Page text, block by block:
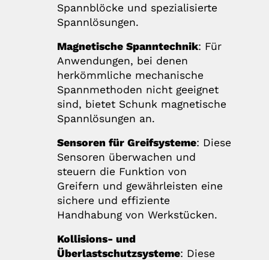
Spannblöcke und spezialisierte
Spannlösungen.
Magnetische Spanntechnik: Für
Anwendungen, bei denen
herkömmliche mechanische
Spannmethoden nicht geeignet
sind, bietet Schunk magnetische
Spannlösungen an.
Sensoren für Greifsysteme: Diese
Sensoren überwachen und
steuern die Funktion von
Greifern und gewährleisten eine
sichere und effiziente
Handhabung von Werkstücken.
Kollisions- und
Überlastschutzsysteme: Diese